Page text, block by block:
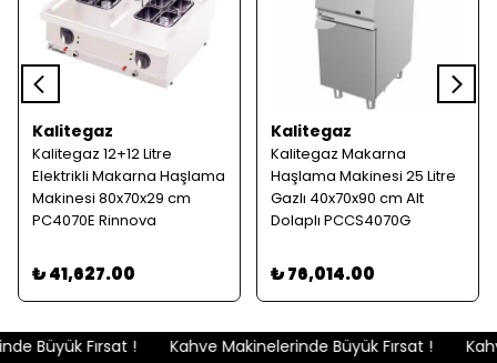
Kalitegaz
Kalitegaz 12+12 Litre
Elektrikli Makarna Haşlama
Makinesi 80x70x29 cm
PC4070E Rinnova
₺ 41,627.00
Kalitegaz
Kalitegaz Makarna
Haşlama Makinesi 25 Litre
Gazlı 40x70x90 cm Alt
Dolaplı PCCS4070G
₺ 76,014.00
Büyük Fırsat ! Kahve Makinelerinde Büyük Fırsat !